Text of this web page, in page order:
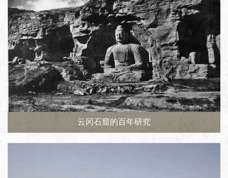
云冈石窟的百年研究